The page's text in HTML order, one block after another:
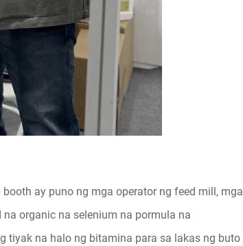
ay puno ng mga operator ng feed mill, mga
organic na selenium na pormula na
tiyak na halo ng bitamina para sa lakas ng buto